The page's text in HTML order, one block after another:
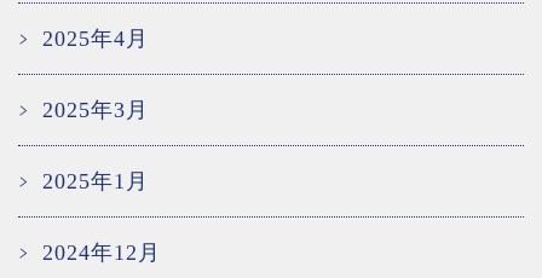
2025年4月
2025年3月
2025年1月
2024年12月